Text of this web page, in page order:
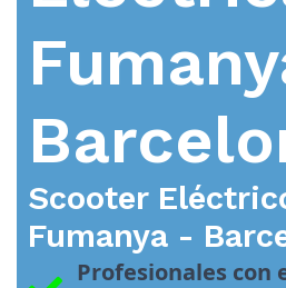
Scooter
Fumanya -
Profesionales con